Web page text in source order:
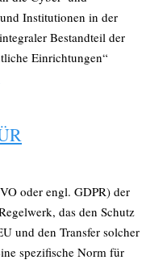
Institutionen in der
Bestandteil der
Einrichtungen“
oder engl. GDPR) der
das den Schutz
und den Transfer solcher
spezifische Norm für